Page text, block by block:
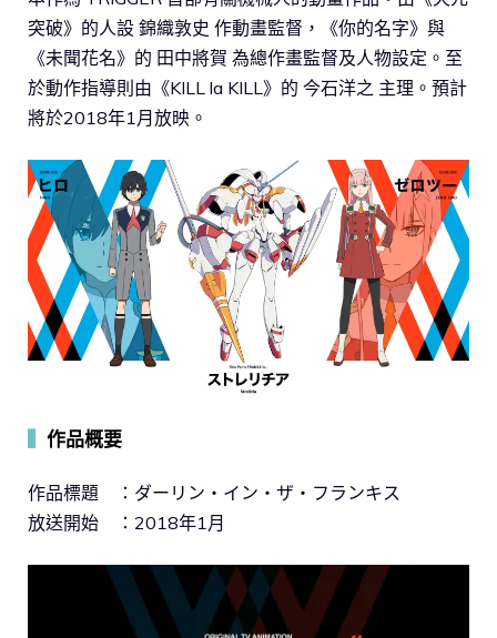
突破》的人設 錦織敦史 作動畫監督，《你的名字》與
《未聞花名》的 田中將賀 為總作畫監督及人物設定。至
於動作指導則由《KILL la KILL》的 今石洋之 主理。預計
將於2018年1月放映。
作品概要
作品標題 ：ダーリン・イン・ザ・フランキス
放送開始 ：2018年1月